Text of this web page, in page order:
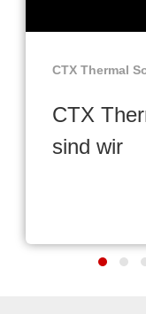
CTX Thermal
CTX
sind wir